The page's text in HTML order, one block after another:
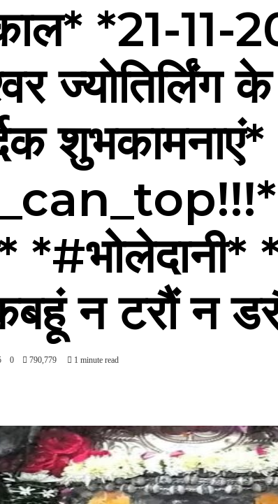
*21-11-
ज्योतिर्लिंग
शुभकामनाएं*
*#भोलेदानी*
न टरौं न
0 790,779 1 minute read